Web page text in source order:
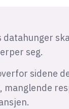
datahunger
seg.
sidene
manglende